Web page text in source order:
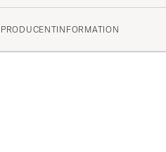
PRODUCENTINFORMATION